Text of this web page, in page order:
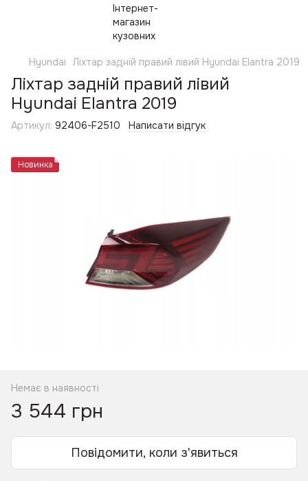
Hyundai Ліхтар задній правий лівий Hyundai Elantra 2019
Ліхтар задній правий лівий
Hyundai Elantra 2019
Артикул: 92406-F2510 Написати відгук
Новинка
Немає в наявності
3 544 грн
Повідомити, коли з'явиться